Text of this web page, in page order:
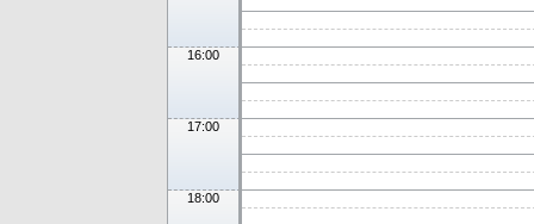
16:00
17:00
18:00